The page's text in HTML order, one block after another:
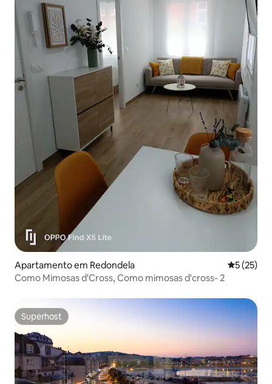
Apartamento em Redondela
5 (25)
Como Mimosas d'Cross, Como mimosas d'cross- 2
Superhost
Superhost